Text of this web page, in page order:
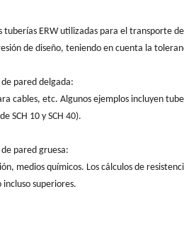
tuberías ERW utilizadas para el transporte
de diseño, teniendo en cuenta la
pared delgada:
cables, etc. Algunos ejemplos incluyen
SCH 10 y SCH 40).
pared gruesa:
medios químicos. Los cálculos de
incluso superiores.